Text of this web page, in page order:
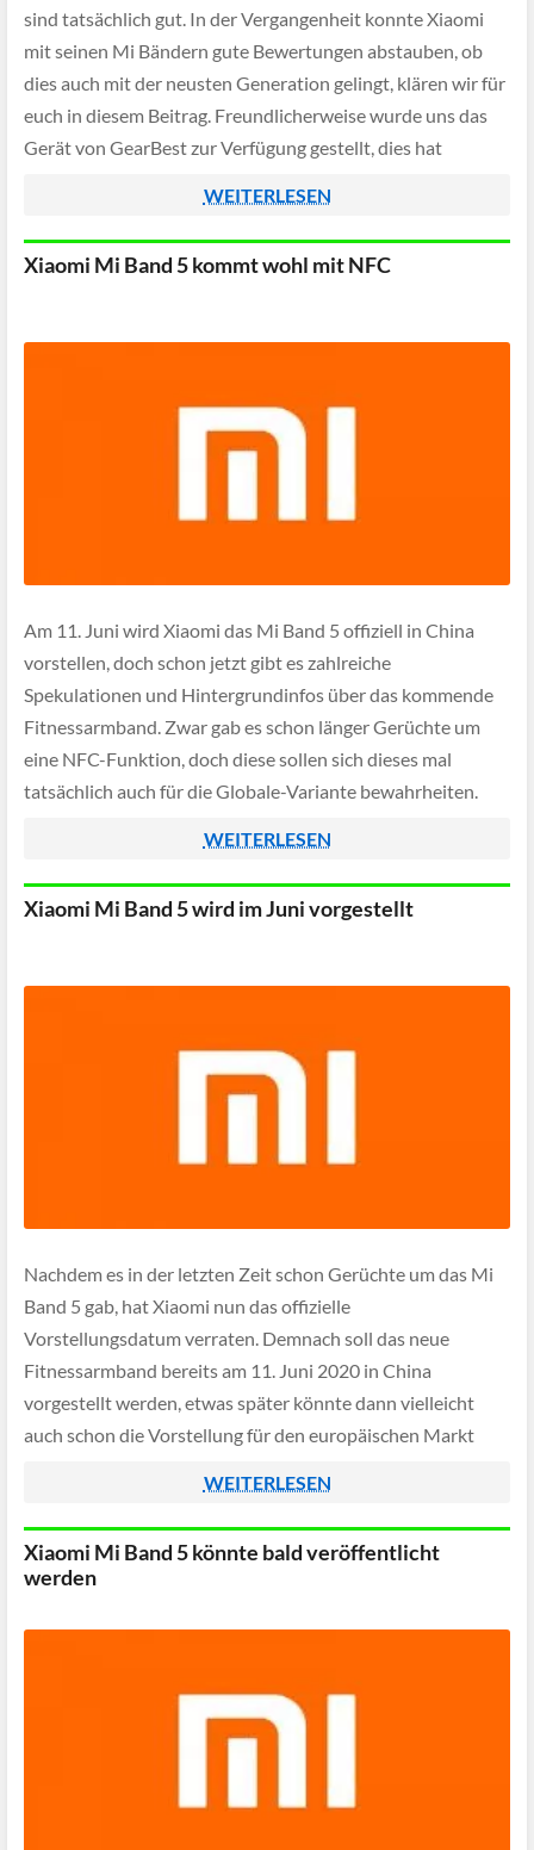
sind tatsächlich gut. In der Vergangenheit konnte Xiaomi
mit seinen Mi Bändern gute Bewertungen abstauben, ob
dies auch mit der neusten Generation gelingt, klären wir für
euch in diesem Beitrag. Freundlicherweise wurde uns das
Gerät von GearBest zur Verfügung gestellt, dies hat
WEITERLESEN
Xiaomi Mi Band 5 kommt wohl mit NFC
Am 11. Juni wird Xiaomi das Mi Band 5 offiziell in China
vorstellen, doch schon jetzt gibt es zahlreiche
Spekulationen und Hintergrundinfos über das kommende
Fitnessarmband. Zwar gab es schon länger Gerüchte um
eine NFC-Funktion, doch diese sollen sich dieses mal
tatsächlich auch für die Globale-Variante bewahrheiten.
WEITERLESEN
Xiaomi Mi Band 5 wird im Juni vorgestellt
Nachdem es in der letzten Zeit schon Gerüchte um das Mi
Band 5 gab, hat Xiaomi nun das offizielle
Vorstellungsdatum verraten. Demnach soll das neue
Fitnessarmband bereits am 11. Juni 2020 in China
vorgestellt werden, etwas später könnte dann vielleicht
auch schon die Vorstellung für den europäischen Markt
WEITERLESEN
Xiaomi Mi Band 5 könnte bald veröffentlicht
werden